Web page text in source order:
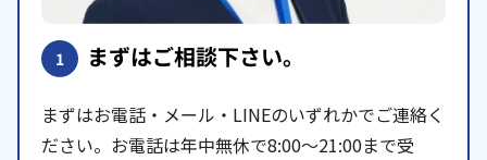
1 まずはご相談下さい。
まずはお電話・メール・LINEのいずれかでご連絡く
ださい。お電話は年中無休で8:00〜21:00まで受